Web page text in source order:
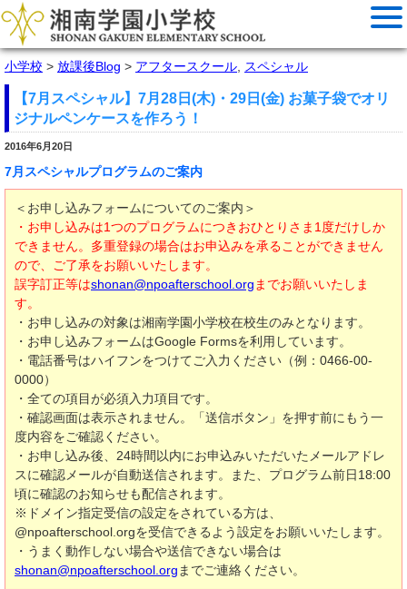
小学校 > 放課後Blog > アフタースクール スペシャル
【7月スペシャル】7月28日(木)・29日(金) お菓子袋でオリ
ジナルペンケースを作ろう！
2016年6月20日
7月スペシャルプログラムのご案内
＜お申し込みフォームについてのご案内＞
・お申し込みは1つのプログラムにつきおひとりさま1度だけしか
できません。多重登録の場合はお申込みを承ることができません
ので、ご了承をお願いいたします。
誤字訂正等はshonan@npoafterschool.org までお願いいたしま
す。
・お申し込みの対象は湘南学園小学校在校生のみとなります。
・お申し込みフォームはGoogle Formsを利用しています。
・電話番号はハイフンをつけてご入力ください（例：0466-00-
0000）
・全ての項目が必須入力項目です。
・確認画面は表示されません。「送信ボタン」を押す前にもう一
度内容をご確認ください。
・お申し込み後、24時間以内にお申込みいただいたメールアドレ
スに確認メールが自動送信されます。また、プログラム前日18:00
頃に確認のお知らせも配信されます。
※ドメイン指定受信の設定をされている方は、
@npoafterschool.orgを受信できるよう設定をお願いいたします。
・うまく動作しない場合や送信できない場合は
shonan@npoafterschool.org までご連絡ください。